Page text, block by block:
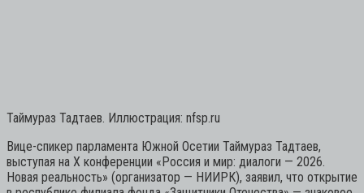
Таймураз Тадтаев. Иллюстрация: nfsp.ru
Вице-спикер парламента Южной Осетии Таймураз Тадтаев,
выступая на X конференции «Россия и мир: диалоги — 2026.
Новая реальность» (организатор — НИИРК), заявил, что открытие